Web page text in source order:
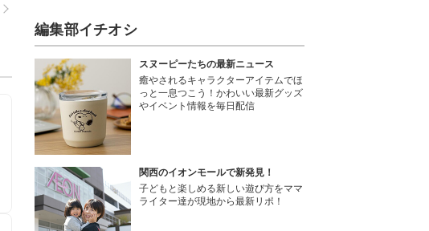
編集部イチオシ
スヌーピーたちの最新ニュース
癒やされるキャラクターアイテムでほ
っと一息つこう！かわいい最新グッズ
やイベント情報を毎日配信
関西のイオンモールで新発見！
子どもと楽しめる新しい遊び方をママ
ライター達が現地から最新リポ！